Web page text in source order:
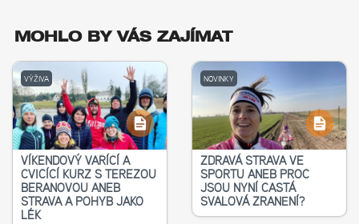
MOHLO BY VÁS ZAJÍMAT
VÝŽIVA
VÍKENDOVÝ VAŘÍCÍ A
CVIČÍCÍ KURZ S TEREZOU
BERANOVOU ANEB
STRAVA A POHYB JAKO
LÉK
NOVINKY
ZDRAVÁ STRAVA VE
SPORTU ANEB PROČ
JSOU NYNÍ ČASTÁ
SVALOVÁ ZRANĚNÍ?